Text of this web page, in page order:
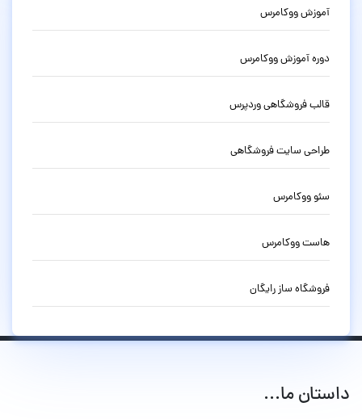
آموزش ووکامرس
دوره آموزش ووکامرس
قالب فروشگاهی وردپرس
طراحی سایت فروشگاهی
سئو ووکامرس
هاست ووکامرس
فروشگاه ساز رایگان
داستان ما...